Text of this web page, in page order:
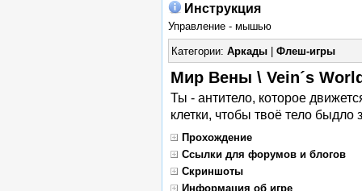
Инструкция
Управление - мышью
Категории: Аркады| Флеш-игры
Мир Вены \ Vein´s
Ты - антитело, которое
клетки, чтобы твоё тело быдло
Прохождение
Ссылки для форумов и блогов
Скриншоты
Информация об игре